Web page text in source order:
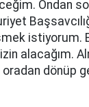
Ondan
istiyorum.
alacağım.
dönüp